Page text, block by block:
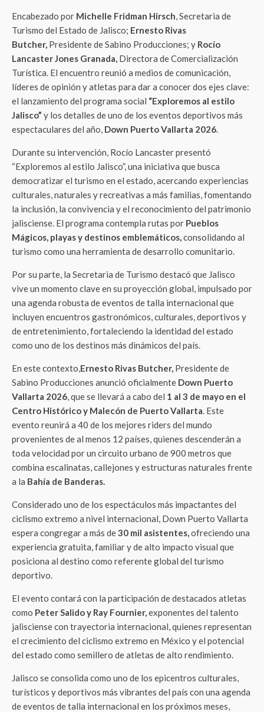
Encabezado por Michelle Fridman Hirsch, Secretaria de
Turismo del Estado de Jalisco; Ernesto Rivas
Butcher, Presidente de Sabino Producciones; y Rocío
Lancaster Jones Granada, Directora de Comercialización
Turística. El encuentro reunió a medios de comunicación,
líderes de opinión y atletas para dar a conocer dos ejes clave:
el lanzamiento del programa social “Exploremos al estilo
Jalisco” y los detalles de uno de los eventos deportivos más
espectaculares del año, Down Puerto Vallarta 2026.
Durante su intervención, Rocío Lancaster presentó
“Exploremos al estilo Jalisco”, una iniciativa que busca
democratizar el turismo en el estado, acercando experiencias
culturales, naturales y recreativas a más familias, fomentando
la inclusión, la convivencia y el reconocimiento del patrimonio
jalisciense. El programa contempla rutas por Pueblos
Mágicos, playas y destinos emblemáticos,consolidando al
turismo como una herramienta de desarrollo comunitario.
Por su parte, la Secretaria de Turismo destacó que Jalisco
vive un momento clave en su proyección global, impulsado por
una agenda robusta de eventos de talla internacional que
incluyen encuentros gastronómicos, culturales, deportivos y
de entretenimiento, fortaleciendo la identidad del estado
como uno de los destinos más dinámicos del país.
En este contexto,Ernesto Rivas Butcher, Presidente de
Sabino Producciones anunció oficialmente Down Puerto
Vallarta 2026, que se llevará a cabo del 1 al 3 de mayo en el
Centro Histórico y Malecón de Puerto Vallarta. Este
evento reunirá a 40 de los mejores riders del mundo
provenientes de al menos 12 países, quienes descenderán a
toda velocidad por un circuito urbano de 900 metros que
combina escalinatas, callejones y estructuras naturales frente
a la Bahía de Banderas.
Considerado uno de los espectáculos más impactantes del
ciclismo extremo a nivel internacional, Down Puerto Vallarta
espera congregar a más de30 mil asistentes,ofreciendo una
experiencia gratuita, familiar y de alto impacto visual que
posiciona al destino como referente global del turismo
deportivo.
El evento contará con la participación de destacados atletas
como Peter Salido y Ray Fournier,exponentes del talento
jalisciense con trayectoria internacional, quienes representan
el crecimiento del ciclismo extremo en México y el potencial
del estado como semillero de atletas de alto rendimiento.
Jalisco se consolida como uno de los epicentros culturales,
turísticos y deportivos más vibrantes del país con una agenda
de eventos de talla internacional en los próximos meses,